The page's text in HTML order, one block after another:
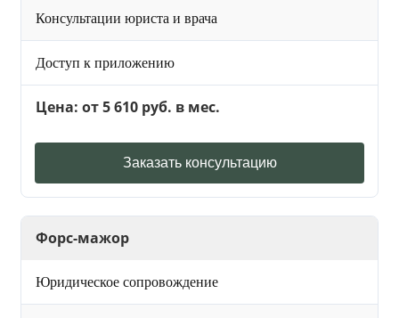
Консультации юриста и врача
Доступ к приложению
Цена: от 5 610 руб. в мес.
Заказать консультацию
Форс-мажор
Юридическое сопровождение